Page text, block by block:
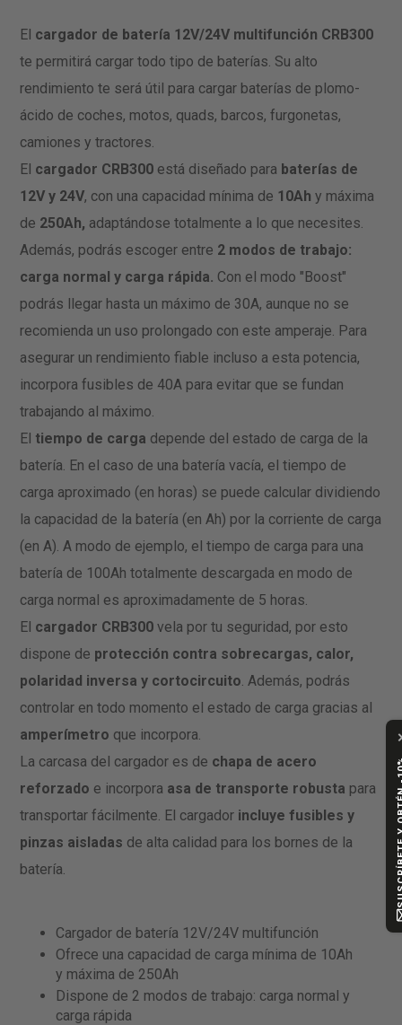
El cargador de batería 12V/24V multifunción CRB300
te permitirá cargar todo tipo de baterías. Su alto
rendimiento te será útil para cargar baterías de plomo-
ácido de coches, motos, quads, barcos, furgonetas,
camiones y tractores.
El cargador CRB300 está diseñado para baterías de
12V y 24V, con una capacidad mínima de 10Ah y máxima
de 250Ah, adaptándose totalmente a lo que necesites.
Además, podrás escoger entre 2 modos de trabajo:
carga normal y carga rápida. Con el modo "Boost"
podrás llegar hasta un máximo de 30A, aunque no se
recomienda un uso prolongado con este amperaje. Para
asegurar un rendimiento fiable incluso a esta potencia,
incorpora fusibles de 40A para evitar que se fundan
trabajando al máximo.
El tiempo de carga depende del estado de carga de la
batería. En el caso de una batería vacía, el tiempo de
carga aproximado (en horas) se puede calcular dividiendo
la capacidad de la batería (en Ah) por la corriente de carga
(en A). A modo de ejemplo, el tiempo de carga para una
batería de 100Ah totalmente descargada en modo de
carga normal es aproximadamente de 5 horas.
El cargador CRB300vela por tu seguridad, por esto
dispone de protección contra sobrecargas, calor,
polaridad inversa y cortocircuito. Además, podrás
controlar en todo momento el estado de carga gracias al
amperímetro que incorpora.
La carcasa del cargador es de chapa de acero
reforzado e incorpora asa de transporte robusta para
transportar fácilmente. El cargador incluye fusibles y
pinzas aisladas de alta calidad para los bornes de la
batería.
Cargador de batería 12V/24V multifunción
Ofrece una capacidad de carga mínima de 10Ah
y máxima de 250Ah
Dispone de 2 modos de trabajo: carga normal y
carga rápida